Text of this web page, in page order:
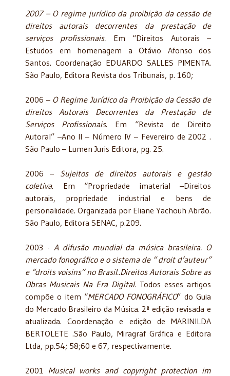
2007 – O regime jurídico da proibição da cessão de
direitos autorais decorrentes da prestação de
serviços profissionais. Em “Direitos Autorais –
Estudos em homenagem a Otávio Afonso dos
Santos. Coordenação EDUARDO SALLES PIMENTA.
São Paulo, Editora Revista dos Tribunais, p. 160;
2006 – O Regime Jurídico da Proibição da Cessão de
direitos Autorais Decorrentes da Prestação de
Serviços Profissionais. Em “Revista de Direito
Autoral” –Ano II – Número IV – Fevereiro de 2002 .
São Paulo – Lumen Juris Editora, pg. 25.
2006 – Sujeitos de direitos autorais e gestão
coletiva. Em “Propriedade imaterial –Direitos
autorais, propriedade industrial e bens de
personalidade. Organizada por Eliane Yachouh Abrão.
São Paulo, Editora SENAC, p.209.
2003 - A difusão mundial da música brasileira. O
mercado fonográfico e o sistema de “ droit d’auteur”
e “droits voisins” no Brasil..Direitos Autorais Sobre as
Obras Musicais Na Era Digital. Todos esses artigos
compõe o item “MERCADO FONOGRÁFICO” do Guia
do Mercado Brasileiro da Música. 2ª edição revisada e
atualizada. Coordenação e edição de MARINILDA
BERTOLETE .São Paulo, Miragraf Gráfica e Editora
Ltda, pp.54; 58;60 e 67, respectivamente.
2001 Musical works and copyright protection im